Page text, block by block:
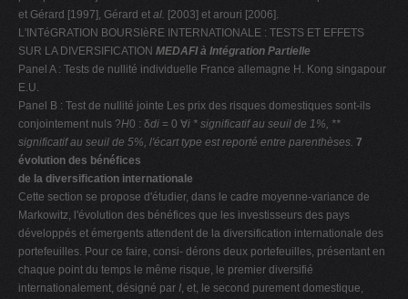
et Gérard [1997], Gérard et al. [2003] et arouri [2006].
L'INTéGRATION BOURSIèRE INTERNATIONALE : TESTS ET EFFETS
SUR LA DIVERSIFICATION MEDAFI à Intégration Partielle
Panel A : Tests de nullité individuelle France allemagne H. Kong singapour
E.U.
Panel B : Test de nullité jointe Les prix des risques domestiques sont-ils
conjointement nuls ?H0 : δdi = 0 ∀i * significatif au seuil de 1%, **
significatif au seuil de 5%, l'écart type est reporté entre parenthèses. 7
évolution des bénéfices
de la diversification internationale
Cette section se propose d'étudier, dans le cadre moyenne-variance de
Markowitz, l'évolution des bénéfices que les investisseurs des pays
développés et émergents attendent de la diversification internationale des
portefeuilles. Pour ce faire, consi- dérons deux portefeuilles, présentant en
chaque point du temps le même risque, le premier diversifié
internationalement, désigné par I, et, le second purement domestique,